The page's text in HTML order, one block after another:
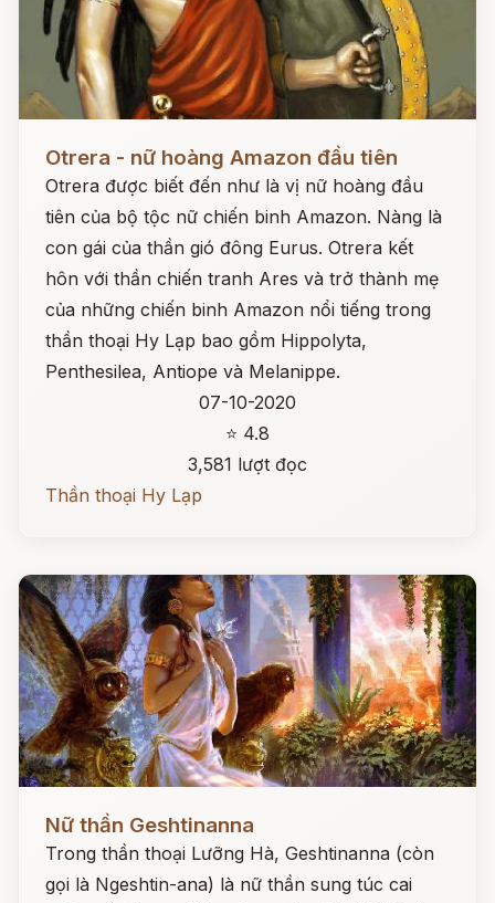
Otrera - nữ hoàng Amazon đầu tiên
Otrera được biết đến như là vị nữ hoàng đầu
tiên của bộ tộc nữ chiến binh Amazon. Nàng là
con gái của thần gió đông Eurus. Otrera kết
hôn với thần chiến tranh Ares và trở thành mẹ
của những chiến binh Amazon nổi tiếng trong
thần thoại Hy Lạp bao gồm Hippolyta,
Penthesilea, Antiope và Melanippe.
07-10-2020
⭐ 4.8
3,581 lượt đọc
Thần thoại Hy Lạp
Nữ thần Geshtinanna
Trong thần thoại Lưỡng Hà, Geshtinanna (còn
gọi là Ngeshtin-ana) là nữ thần sung túc cai